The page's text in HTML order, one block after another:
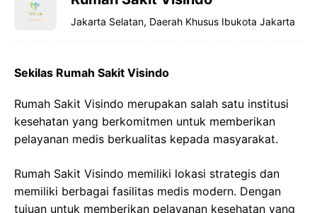
Jakarta Selatan, Daerah Khusus Ibukota Jakarta
Sekilas Rumah Sakit Visindo
Rumah Sakit Visindo merupakan salah satu institusi
kesehatan yang berkomitmen untuk memberikan
pelayanan medis berkualitas kepada masyarakat.
Rumah Sakit Visindo memiliki lokasi strategis dan
memiliki berbagai fasilitas medis modern. Dengan
tujuan untuk memberikan pelayanan kesehatan yang